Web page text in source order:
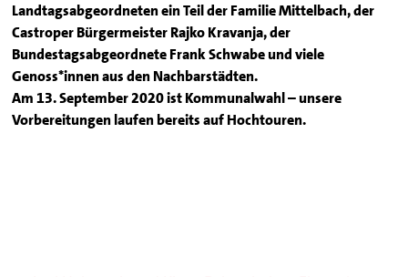
Landtagsabgeordneten ein Teil der Familie Mittelbach, der
Castroper Bürgermeister Rajko Kravanja, der
Bundestagsabgeordnete Frank Schwabe und viele
Genoss*innen aus den Nachbarstädten.
Am 13. September 2020 ist Kommunalwahl – unsere
Vorbereitungen laufen bereits auf Hochtouren.